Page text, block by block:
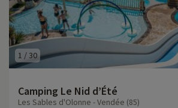
1 /30
Camping Le Nid d’Été
Les Sables d'Olonne - Vendée (85)